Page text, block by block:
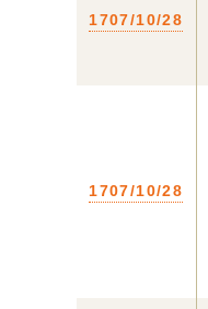
1707/10/28
1707/10/28